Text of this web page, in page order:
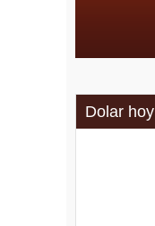
Dolar hoy